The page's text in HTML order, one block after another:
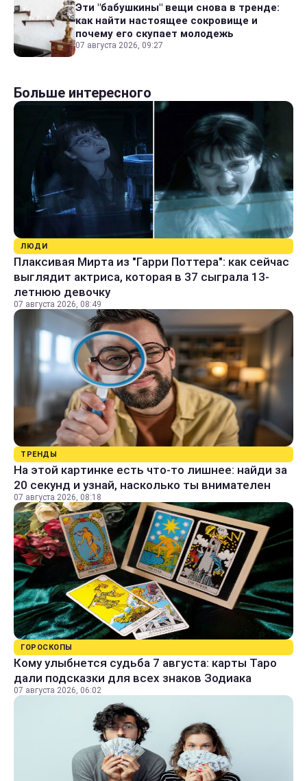
Эти "бабушкины" вещи снова в тренде:
как найти настоящее сокровище и
почему его скупает молодежь
07 августа 2026, 09:27
Больше интересного
ЛЮДИ
Плаксивая Мирта из "Гарри Поттера": как сейчас
выглядит актриса, которая в 37 сыграла 13-
летнюю девочку
07 августа 2026, 08:49
ТРЕНДЫ
На этой картинке есть что-то лишнее: найди за
20 секунд и узнай, насколько ты внимателен
07 августа 2026, 08:18
ГОРОСКОПЫ
Кому улыбнется судьба 7 августа: карты Таро
дали подсказки для всех знаков Зодиака
07 августа 2026, 06:02